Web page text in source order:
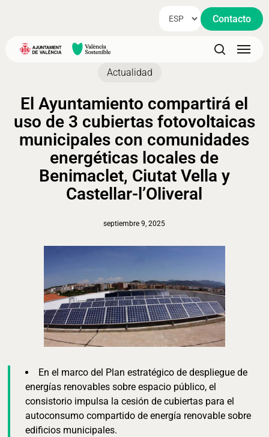
content
Contacto
search
Menu
Actualidad
El Ayuntamiento compartirá el
uso de 3 cubiertas fotovoltaicas
municipales con comunidades
energéticas locales de
Benimaclet, Ciutat Vella y
Castellar-l’Oliveral
septiembre 9, 2025
En el marco del Plan estratégico de despliegue de
energías renovables sobre espacio público, el
consistorio impulsa la cesión de cubiertas para el
autoconsumo compartido de energía renovable sobre
edificios municipales.